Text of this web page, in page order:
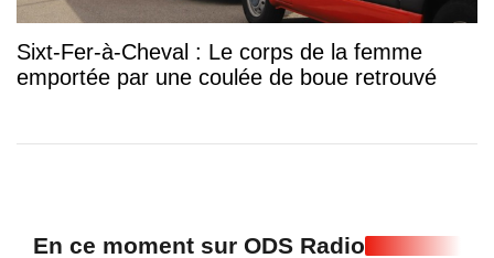
Sixt-Fer-à-Cheval : Le corps de la femme
emportée par une coulée de boue retrouvé
En ce moment sur ODS Radio